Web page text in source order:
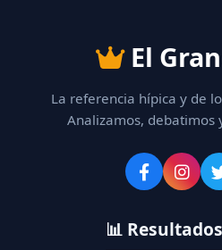
El
La referencia hípica y de
Analizamos, debatimos
📊